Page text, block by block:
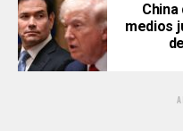
China
medios